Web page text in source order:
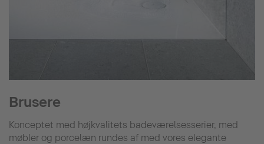
Brusere
Konceptet med højkvalitets badeværelsesserier, med
møbler og porcelæn rundes af med vores elegante